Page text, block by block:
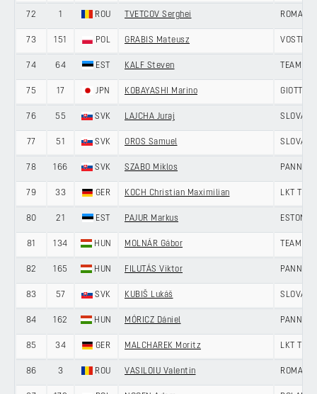
72 1 ROU TVETCOV Serghei ROMANIA
73 151 POL GRABIS Mateusz VOSTER
74 64 EST KALF Steven TEAM
75 17 JPN KOBAYASHI Marino GIOTTI
76 55 SVK LAJCHA Juraj
77 51 SVK OROS Samuel
78 166 SVK SZABO Miklos PANNON
79 33 GER KOCH Christian Maximilian LKT
80 21 EST PAJUR Markus ESTONIA
81 134 HUN MOLNÁR Gábor TEAM
82 165 HUN FILUTÁS Viktor PANNON
83 57 SVK KUBIŠ Lukáš
84 162 HUN MÓRICZ Dániel PANNON
85 34 GER MALCHAREK Moritz LKT
86 3 ROU VASILOIU Valentin ROMANIA